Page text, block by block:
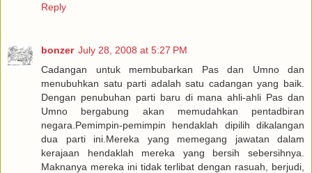
Reply
bonzer July 28, 2008 at 5:27 PM
Cadangan untuk membubarkan Pas dan Umno dan
menubuhkan satu parti adalah satu cadangan yang baik.
Dengan penubuhan parti baru di mana ahli-ahli Pas dan
Umno bergabung akan memudahkan pentadbiran
negara.Pemimpin-pemimpin hendaklah dipilih dikalangan
dua parti ini.Mereka yang memegang jawatan dalam
kerajaan hendaklah mereka yang bersih sebersihnya.
Maknanya mereka ini tidak terlibat dengan rasuah, berjudi,